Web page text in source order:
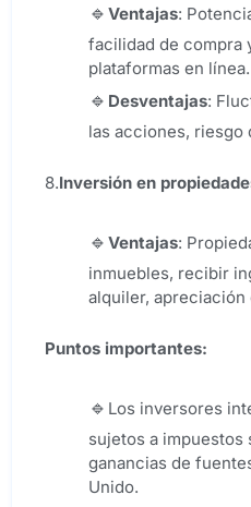
Ventajas:
facilidad de compra
plataformas en línea.
Desventajas:
las acciones, riesgo
8.Inversión en
Ventajas:
inmuebles, recibir
alquiler,
Puntos importantes:
Los inversores
sujetos a impuestos
ganancias de
Unido.